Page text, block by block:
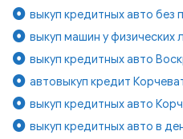
выкуп кредитных авто без
выкуп машин у физических
выкуп кредитных авто
автовыкуп кредит
выкуп кредитных авто
выкуп кредитных авто в